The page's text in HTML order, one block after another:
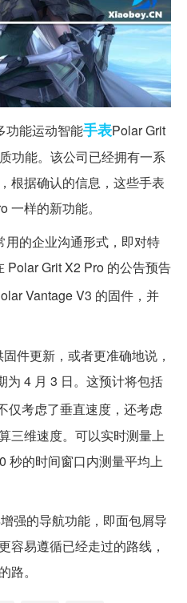
功能运动智能手表Polar Grit
功能。该公司已经拥有一系
根据确认的信息，这些手表
一样的新功能。
的企业沟通形式，即对特
Polar Grit X2 Pro 的公告预告
Vantage V3 的固件，并
件更新，或者更准确地说，
为 4 月 3 日。这预计将包括
仅考虑了垂直速度，还考虑
三维速度。可以实时测量上
秒的时间窗口内测量平均上
强的导航功能，即面包屑导
容易遵循已经走过的路线，
路。